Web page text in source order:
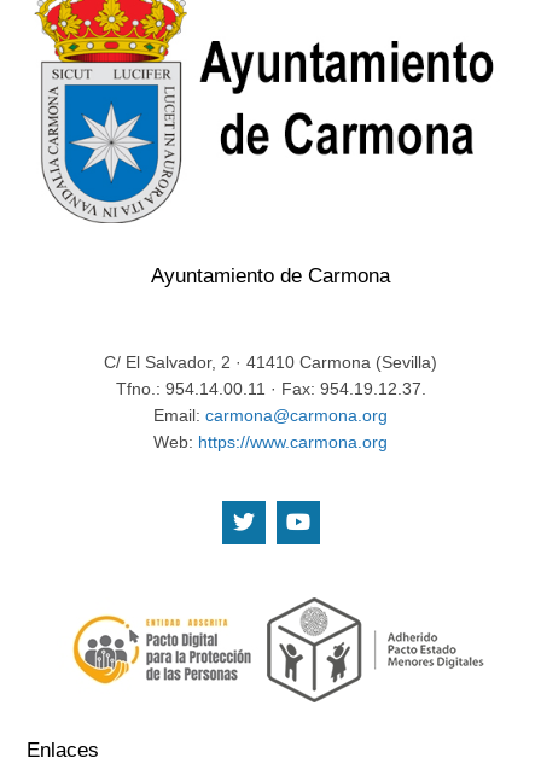
Ayuntamiento de Carmona
C/ El Salvador, 2 · 41410 Carmona (Sevilla)
Tfno.: 954.14.00.11 · Fax: 954.19.12.37.
Email: carmona@carmona.org
Web: https://www.carmona.org
Enlaces